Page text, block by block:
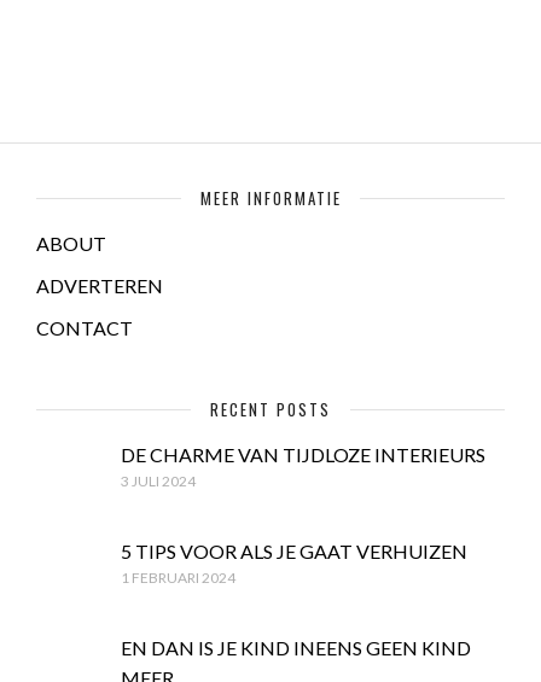
MEER INFORMATIE
ABOUT
ADVERTEREN
CONTACT
RECENT POSTS
DE CHARME VAN TIJDLOZE INTERIEURS
3 JULI 2024
5 TIPS VOOR ALS JE GAAT VERHUIZEN
1 FEBRUARI 2024
EN DAN IS JE KIND INEENS GEEN KIND